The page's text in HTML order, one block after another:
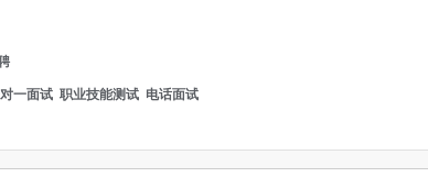
一面试 职业技能测试 电话面试